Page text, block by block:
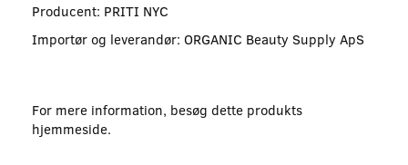
Producent: PRITI NYC
Importør og leverandør: ORGANIC Beauty Supply ApS
For mere information, besøg dette produkts
hjemmeside.